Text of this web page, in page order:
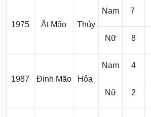
1975 Ất Mão Thủy
Nam 7
Nữ 8
1987 Đinh Mão Hỏa
Nam 4
Nữ 2